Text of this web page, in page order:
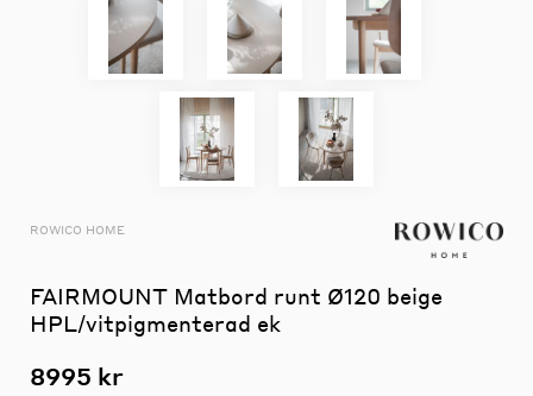
ROWICO HOME
FAIRMOUNT Matbord runt Ø120 beige
HPL/vitpigmenterad ek
8995 kr